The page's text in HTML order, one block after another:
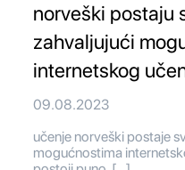
norveški postaju
zahvaljujući
internetskog
09.08.2023
učenje norveški postaje
mogućnostima